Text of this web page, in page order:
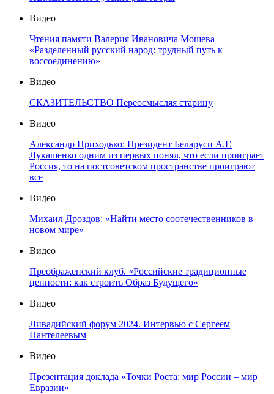
Видео
Чтения памяти Валерия Ивановича Мошева
«Разделенный русский народ: трудный путь к
воссоединению»
Видео
СКАЗИТЕЛЬСТВО Переосмысляя старину
Видео
Александр Приходько: Президент Беларуси А.Г.
Лукашенко одним из первых понял, что если проиграет
Россия, то на постсоветском пространстве проиграют
все
Видео
Михаил Дроздов: «Найти место соотечественников в
новом мире»
Видео
Преображенский клуб. «Российские традиционные
ценности: как строить Образ Будущего»
Видео
Ливадийский форум 2024. Интервью с Сергеем
Пантелеевым
Видео
Презентация доклада «Точки Роста: мир России – мир
Евразии»